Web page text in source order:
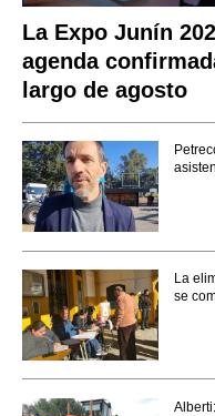
La Expo Junín
agenda
largo de agosto
La
se